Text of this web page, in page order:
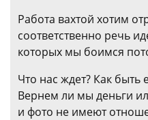
Работа вахтой хотим
соответственно речь
которых мы боимся
Что нас ждет? Как быть
Вернем ли мы деньги
и фото не имеют